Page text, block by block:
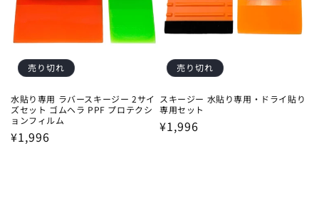
売り切れ
水貼り専用 ラバースキージー 2サイ
ズセット ゴムヘラ PPF プロテクシ
ョンフィルム
通
¥1,996
売り切れ
スキージー 水貼り専用・ドライ貼り
専用セット
通
¥1,996